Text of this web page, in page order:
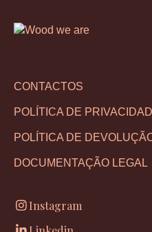
CONTACTOS
POLÍTICA DE
POLÍTICA DE
DOCUMENTAÇÃO LEGAL
Instagram